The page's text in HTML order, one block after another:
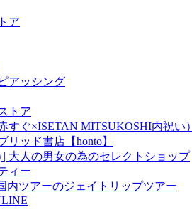
ア
アッシング
トア
ぐ×ISETAN MITSUKOSHI内祝い）
ッド書店【honto】
| 大人の男女の為のセレクトショップ
ィー
内ツアーのジェイトリップツアー